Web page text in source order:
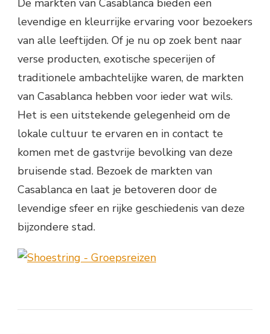
De markten van Casablanca bieden een
levendige en kleurrijke ervaring voor bezoekers
van alle leeftijden. Of je nu op zoek bent naar
verse producten, exotische specerijen of
traditionele ambachtelijke waren, de markten
van Casablanca hebben voor ieder wat wils.
Het is een uitstekende gelegenheid om de
lokale cultuur te ervaren en in contact te
komen met de gastvrije bevolking van deze
bruisende stad. Bezoek de markten van
Casablanca en laat je betoveren door de
levendige sfeer en rijke geschiedenis van deze
bijzondere stad.